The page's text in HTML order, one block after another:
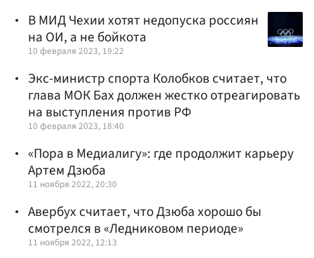
В МИД Чехии хотят недопуска россиян
на ОИ, а не бойкота
10 февраля 2023, 19:22
Экс-министр спорта Колобков считает, что
глава МОК Бах должен жестко отреагировать
на выступления против РФ
10 февраля 2023, 18:40
«Пора в Медиалигу»: где продолжит карьеру
Артем Дзюба
11 ноября 2022, 20:30
Авербух считает, что Дзюба хорошо бы
смотрелся в «Ледниковом периоде»
11 ноября 2022, 12:13